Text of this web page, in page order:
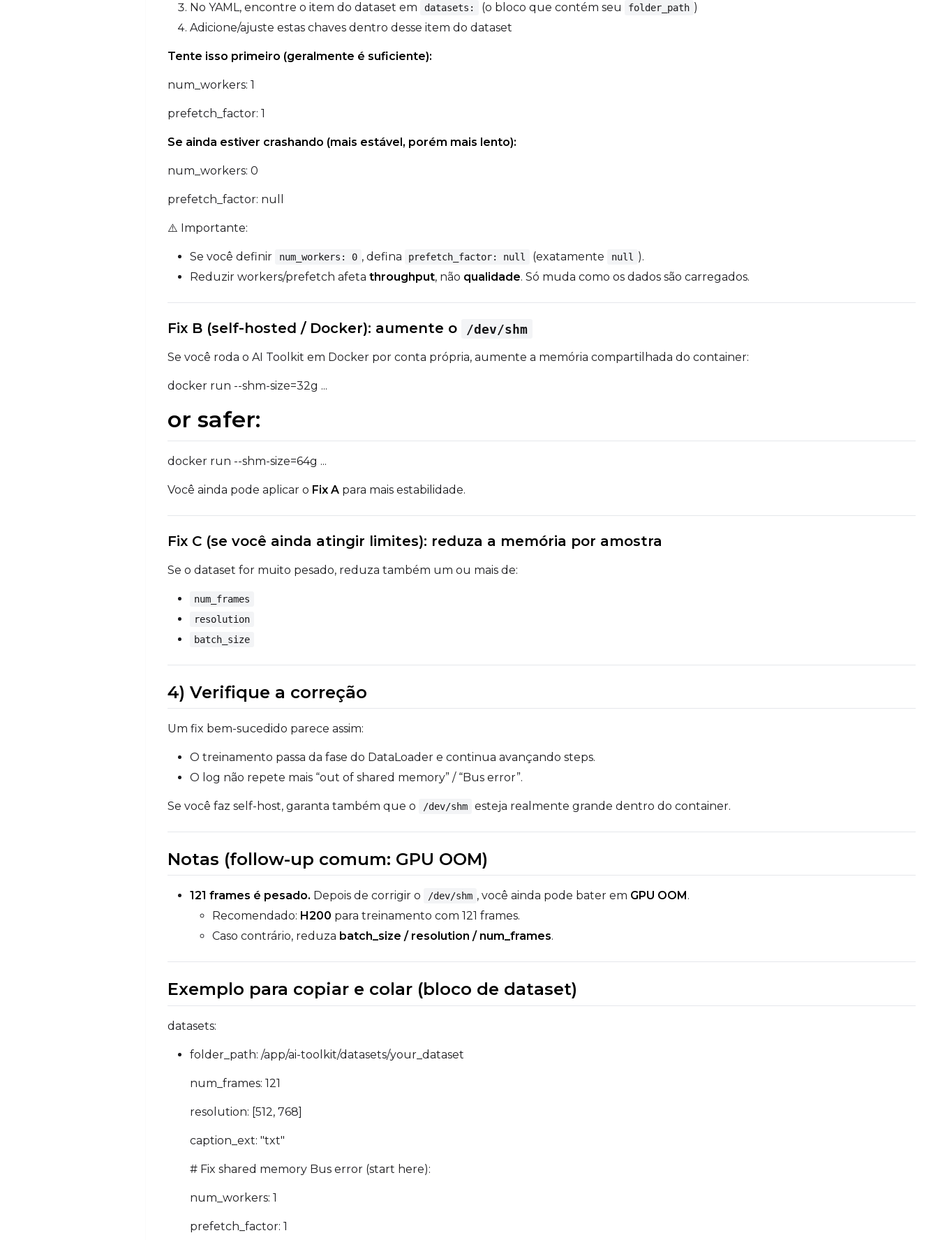
No YAML, encontre o item do dataset em
datasets: (o bloco que contém seu folder_path )
Adicione/ajuste estas chaves dentro desse item do dataset
Tente isso primeiro (geralmente é suficiente):
num_workers: 1
prefetch_factor: 1
Se ainda estiver crashando (mais estável, porém mais lento):
num_workers: 0
prefetch_factor: null
⚠️ Importante:
Se você definir num_workers: 0 , defina prefetch_factor: null (exatamente null ).
Reduzir workers/prefetch afeta throughput, não qualidade. Só muda como os dados são carregados.
Fix B (self-hosted / Docker): aumente o /dev/shm
Se você roda o AI Toolkit em Docker por conta própria, aumente a memória compartilhada do container:
docker run --shm-size=32g ...
or safer:
docker run --shm-size=64g ...
Você ainda pode aplicar o Fix A para mais estabilidade.
Fix C (se você ainda atingir limites): reduza a memória por amostra
Se o dataset for muito pesado, reduza também um ou mais de:
num_frames
resolution
batch_size
4) Verifique a correção
Um fix bem-sucedido parece assim:
O treinamento passa da fase do DataLoader e continua avançando steps.
O log não repete mais “out of shared memory” / “Bus error”.
Se você faz self-host, garanta também que o /dev/shm esteja realmente grande dentro do container.
Notas (follow-up comum: GPU OOM)
121 frames é pesado. Depois de corrigir o /dev/shm , você ainda pode bater em GPU OOM .
Recomendado: H200 para treinamento com 121 frames.
Caso contrário, reduza batch_size / resolution / num_frames.
Exemplo para copiar e colar (bloco de dataset)
datasets:
folder_path: /app/ai-toolkit/datasets/your_dataset
num_frames: 121
resolution: [512, 768]
caption_ext: "txt"
# Fix shared memory Bus error (start here):
num_workers: 1
prefetch_factor: 1